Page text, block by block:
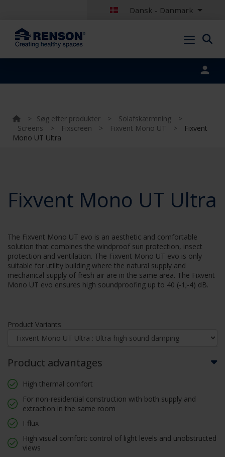
Dansk - Danmark
> Søg efter produkter > Solafskærmning
>
Screens
> Fixscreen > Fixvent Mono UT >
Fixvent
Mono UT Ultra
Fixvent Mono UT Ultra
The Fixvent Mono UT evo is an aesthetic and comfortable
solution that combines the windproof sun protection, insect
protection and ventilation. The Fixvent Mono UT evo is only
suitable for utility building where the natural supply and
mechanical supply of fresh air are in the same area. The Fixvent
Mono UT evo ensures high soundproofing up to 40 (-1;-4) dB.
Product Variants
Product advantages
High thermal comfort
For non-residential construction with both supply and
extraction in the same room
I-flux
High visual comfort: control of light levels and unobstructed
views